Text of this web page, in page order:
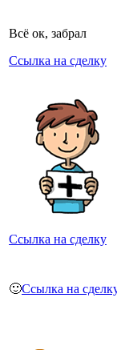
Всё ок, забрал
Ссылка на сделку
Ссылка на сделку
🙂Ссылка на